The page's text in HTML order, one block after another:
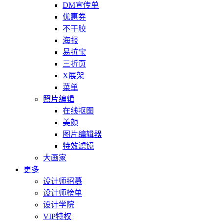
DM宣传单
优惠券
不干胶
海报
易拉宝
三折页
X展架
菜单
照片编辑
在线抠图
美颜
图片编辑器
特效滤镜
大画家
更多
设计师招募
设计师榜单
设计学院
VIP特权